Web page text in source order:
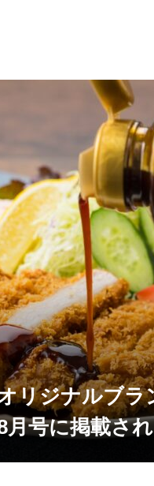
リジナルブラ
号に掲載され